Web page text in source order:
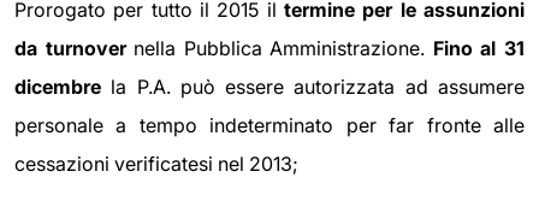
Prorogato per tutto il 2015 il termine per le assunzioni
da turnovernella Pubblica Amministrazione. Fino al 31
dicembre la P.A. può essere autorizzata ad assumere
personale a tempo indeterminato per far fronte alle
cessazioni verificatesi nel 2013;